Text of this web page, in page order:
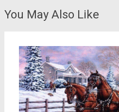
You May Also Like